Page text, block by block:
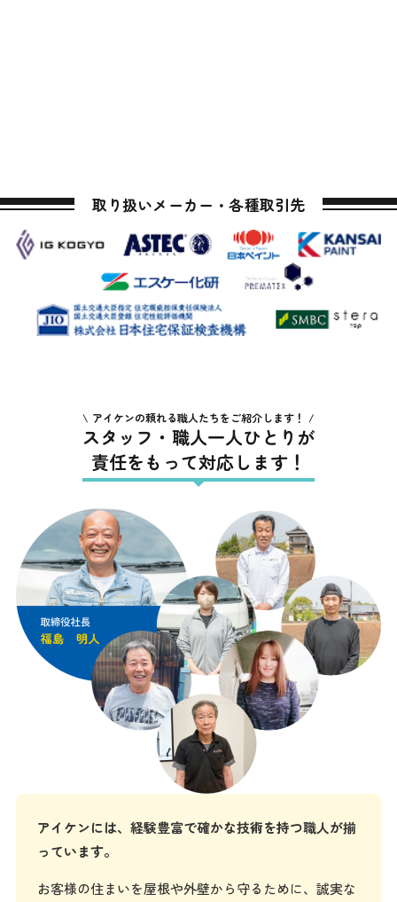
取り扱いメーカー・各種取引先
アイケンの頼れる職人たちをご紹介します！
スタッフ・職人一人ひとりが
責任をもって対応します！
アイケンには、経験豊富で確かな技術を持つ職人が揃
っています。
お客様の住まいを屋根や外壁から守るために、誠実な